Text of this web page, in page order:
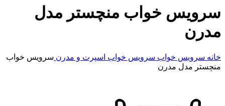
سرویس خواب منچستر مدل
مدرن
خانه سرویس خواب سرویس خواب اسپرت و مدرن سرویس خواب
منچستر مدل مدرن